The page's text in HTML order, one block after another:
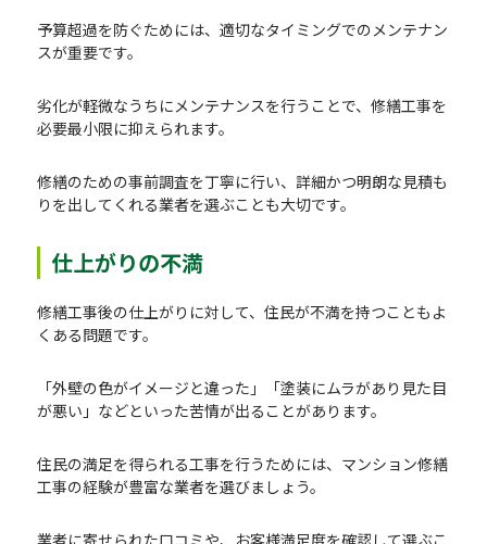
予算超過を防ぐためには、適切なタイミングでのメンテナン
スが重要です。
劣化が軽微なうちにメンテナンスを行うことで、修繕工事を
必要最小限に抑えられます。
修繕のための事前調査を丁寧に行い、詳細かつ明朗な見積も
りを出してくれる業者を選ぶことも大切です。
仕上がりの不満
修繕工事後の仕上がりに対して、住民が不満を持つこともよ
くある問題です。
「外壁の色がイメージと違った」「塗装にムラがあり見た目
が悪い」などといった苦情が出ることがあります。
住民の満足を得られる工事を行うためには、マンション修繕
工事の経験が豊富な業者を選びましょう。